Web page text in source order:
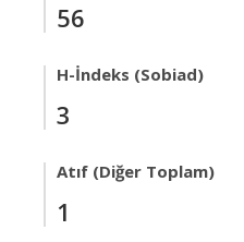
56
H-İndeks (Sobiad)
3
Atıf (Diğer Toplam)
1